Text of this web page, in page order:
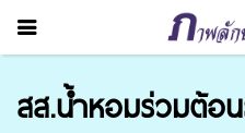
สส.น้ำหอมร่วมต้อน